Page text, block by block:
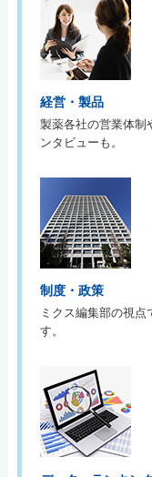
経営・製品
製薬各社の営業体制
ンタビューも。
制度・政策
ミクス編集部の視点
す。